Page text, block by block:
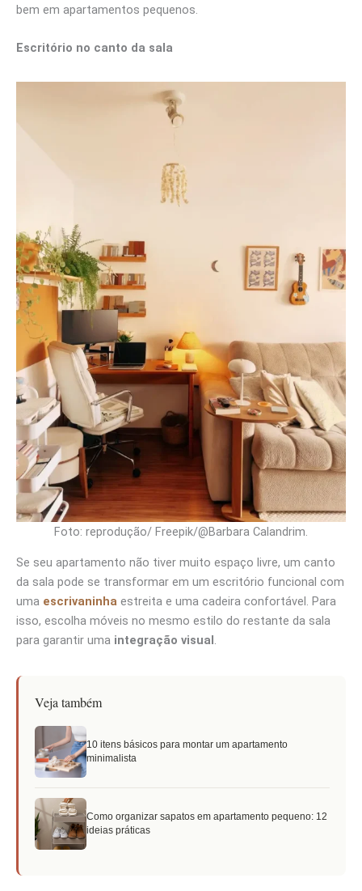
bem em apartamentos pequenos.
Escritório no canto da sala
Foto: reprodução/ Freepik/@Barbara Calandrim.
Se seu apartamento não tiver muito espaço livre, um canto
da sala pode se transformar em um escritório funcional com
uma escrivaninha estreita e uma cadeira confortável. Para
isso, escolha móveis no mesmo estilo do restante da sala
para garantir uma integração visual.
Veja também
10 itens básicos para montar um apartamento
minimalista
Como organizar sapatos em apartamento pequeno: 12
ideias práticas